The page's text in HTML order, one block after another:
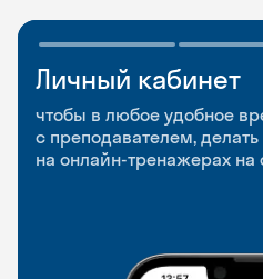
Личный кабинет
чтобы в любое удобное
с преподавателем,
на онлайн-тренажерах
Мобильное
приложение
чтобы заниматься и
и когда удобно
Разговорные
и Talks
Групповые занятия для
и индивидуальные